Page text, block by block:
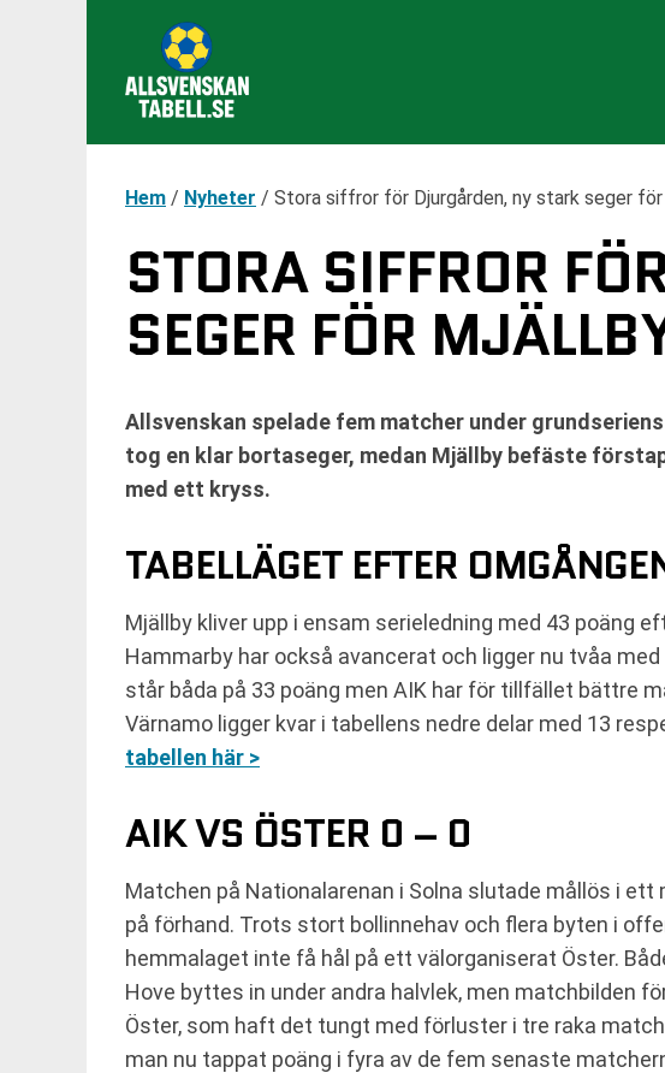
Hem / Nyheter / Stora siffror för Djurgården, ny stark seger
STORA SIFFROR
SEGER FÖR
Allsvenskan spelade fem matcher under
tog en klar bortaseger, medan Mjällby befäste
med ett kryss.
TABELLÄGET EFTER
Mjällby kliver upp i ensam serieledning med 43 poäng
Hammarby har också avancerat och ligger nu tvåa
står båda på 33 poäng men AIK har för tillfället bättre
Värnamo ligger kvar i tabellens nedre delar med 13
tabellen här >
AIK VS ÖSTER 0 – 0
Matchen på Nationalarenan i Solna slutade mållös i ett
på förhand. Trots stort bollinnehav och flera byten i
hemmalaget inte få hål på ett välorganiserat Öster.
Hove byttes in under andra halvlek, men matchbilden
Öster, som haft det tungt med förluster i tre raka
man nu tappat poäng i fyra av de fem senaste